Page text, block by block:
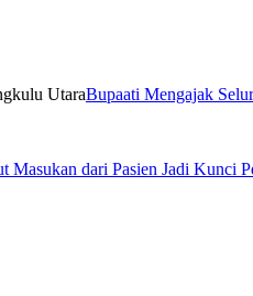
Bupaati Mengajak
Masukan dari Pasien Jadi Kunci